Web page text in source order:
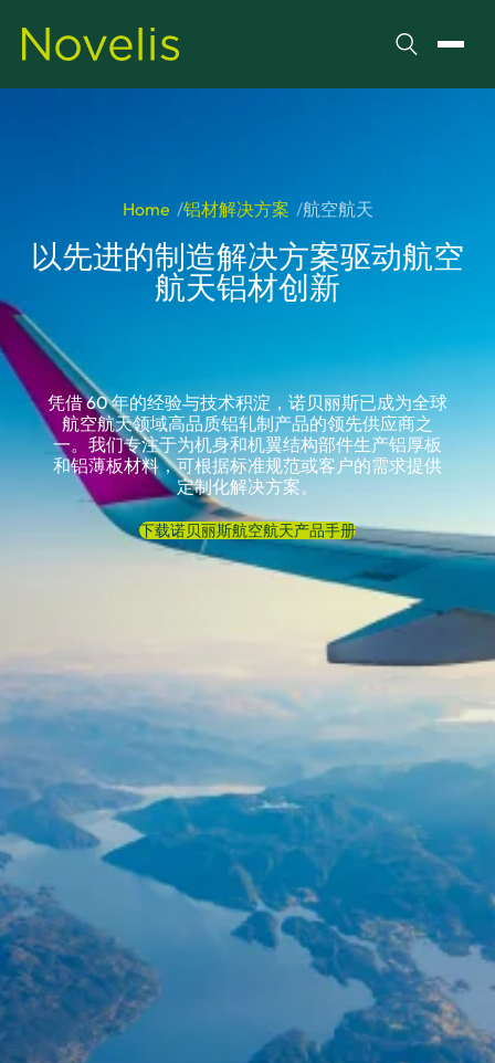
搜索 切换
Home 铝材解决方案 航空航天
以先进的制造解决方案驱动航空
航天铝材创新
凭借 60 年的经验与技术积淀，诺贝丽斯已成为全球
航空航天领域高品质铝轧制产品的领先供应商之
一。我们专注于为机身和机翼结构部件生产铝厚板
和铝薄板材料，可根据标准规范或客户的需求提供
定制化解决方案。
下载诺贝丽斯航空航天产品手册